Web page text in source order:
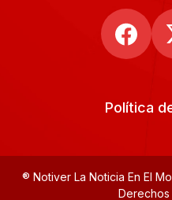
Política
® Notiver La Noticia En El